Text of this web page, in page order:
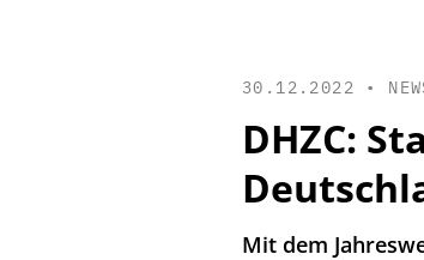
30.12.2022 •
DHZC:
Mit dem